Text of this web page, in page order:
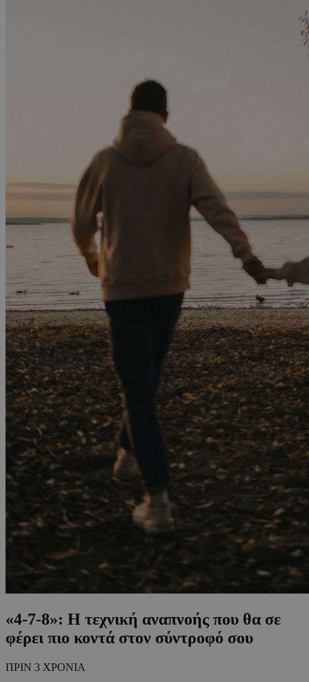
«4-7-8»: H τεχνική αναπνοής που θα σε
φέρει πιο κοντά στον σύντροφό σου
ΠΡΙΝ 3 ΧΡΟΝΙΑ